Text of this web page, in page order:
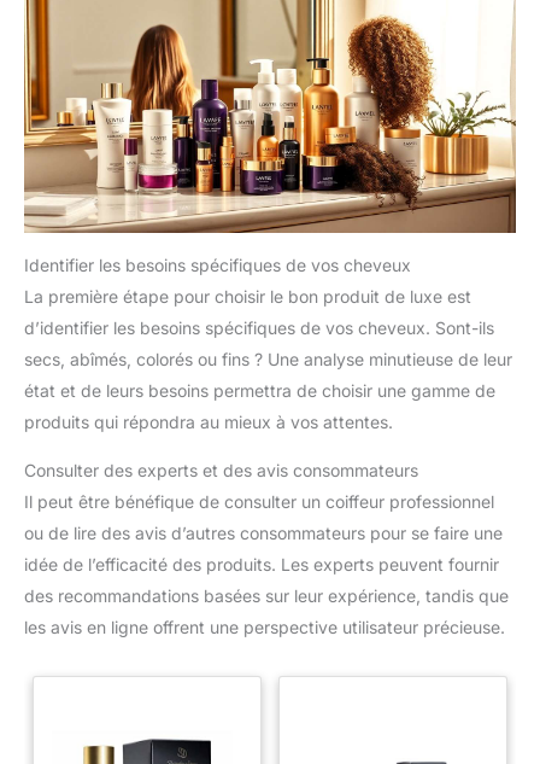
Identifier les besoins spécifiques de vos cheveux
La première étape pour choisir le bon produit de luxe est
d’identifier les besoins spécifiques de vos cheveux. Sont-ils
secs, abîmés, colorés ou fins ? Une analyse minutieuse de leur
état et de leurs besoins permettra de choisir une gamme de
produits qui répondra au mieux à vos attentes.
Consulter des experts et des avis consommateurs
Il peut être bénéfique de consulter un coiffeur professionnel
ou de lire des avis d’autres consommateurs pour se faire une
idée de l’efficacité des produits. Les experts peuvent fournir
des recommandations basées sur leur expérience, tandis que
les avis en ligne offrent une perspective utilisateur précieuse.